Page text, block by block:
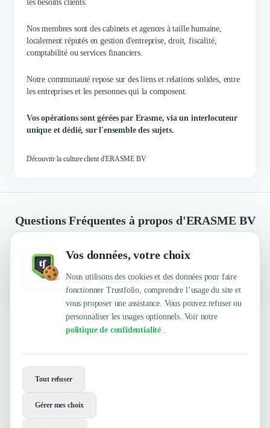
Vos données, votre choix
Nous utilisons des cookies et des données pour faire
fonctionner Trustfolio, comprendre l’usage du site et
vous proposer une assistance. Vous pouvez refuser ou
personnaliser les usages optionnels. Voir notre
politique de confidentialité .
Tout refuser
Gérer mes choix
les besoins clients.
Nos membres sont des cabinets et agences à taille humaine,
localement réputés en gestion d'entreprise, droit, fiscalité,
comptabilité ou services financiers.
Notre communauté repose sur des liens et relations solides, entre
les entreprises et les personnes qui la composent.
Vos opérations sont gérées par Erasme, via un interlocuteur
unique et dédié, sur l'ensemble des sujets.
Découvrir la culture client d'ERASME BV
Questions Fréquentes à propos d'ERASME BV
Quelles sont les principales qualités que leur
reconnaissent leurs clients ?
Trustfolio a authentifié les feedbacks suivants :
Professionnel, Réactivité, A l'écoute, Force de
Contactez-les maintenant !